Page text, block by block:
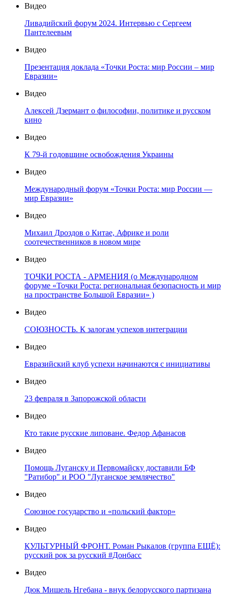
Видео
Ливадийский форум 2024. Интервью с Сергеем
Пантелеевым
Видео
Презентация доклада «Точки Роста: мир России – мир
Евразии»
Видео
Алексей Дзермант о философии, политике и русском
кино
Видео
К 79-й годовщине освобождения Украины
Видео
Международный форум «Точки Роста: мир России —
мир Евразии»
Видео
Михаил Дроздов о Китае, Африке и роли
соотечественников в новом мире
Видео
ТОЧКИ РОСТА - АРМЕНИЯ (о Международном
форуме «Точки Роста: региональная безопасность и мир
на пространстве Большой Евразии» )
Видео
СОЮЗНОСТЬ. К залогам успехов интеграции
Видео
Евразийский клуб успехи начинаются с инициативы
Видео
23 февраля в Запорожской области
Видео
Кто такие русские липоване. Федор Афанасов
Видео
Помощь Луганску и Первомайску доставили БФ
"Ратибор" и РОО "Луганское землячество"
Видео
Союзное государство и «польский фактор»
Видео
КУЛЬТУРНЫЙ ФРОНТ. Роман Рыкалов (группа ЕЩЁ):
русский рок за русский #Донбасс
Видео
Дюк Мишель Нгебана - внук белорусского партизана